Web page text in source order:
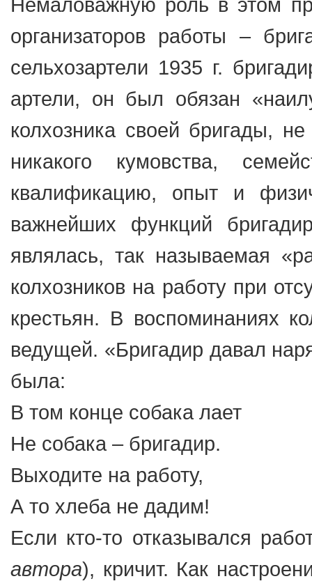
организаторов работы –
сельхозартели 1935 г.
артели, он был обязан
колхозника своей бригады,
никакого кумовства,
квалификацию, опыт и
важнейших функций
являлась, так называемая
колхозников на работу при
крестьян. В воспоминаниях
ведущей. «Бригадир давал
была:
В том конце собака лает
Не собака – бригадир.
Выходите на работу,
А то хлеба не дадим!
Если кто-то отказывался
автора), кричит. Как